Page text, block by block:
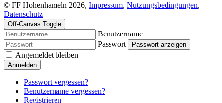
© FF Hohenhameln 2026, Impressum, Nutzungsbedingungen,
Datenschutz
Off-Canvas Toggle
Benutzername
Passwort
Passwort anzeigen
Angemeldet bleiben
Anmelden
Passwort vergessen?
Benutzername vergessen?
Registrieren